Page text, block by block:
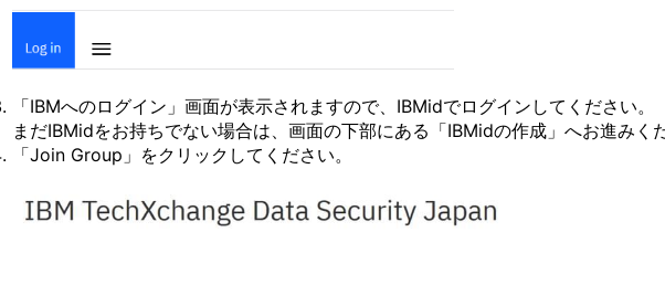
「IBMへのログイン」画面が表示されますので、 IBMidでログインしてください。
まだIBMidをお持ちでない場合は、画面の下部にある「IBMidの作成」へお進みく
「Join Group 」をクリックしてください。